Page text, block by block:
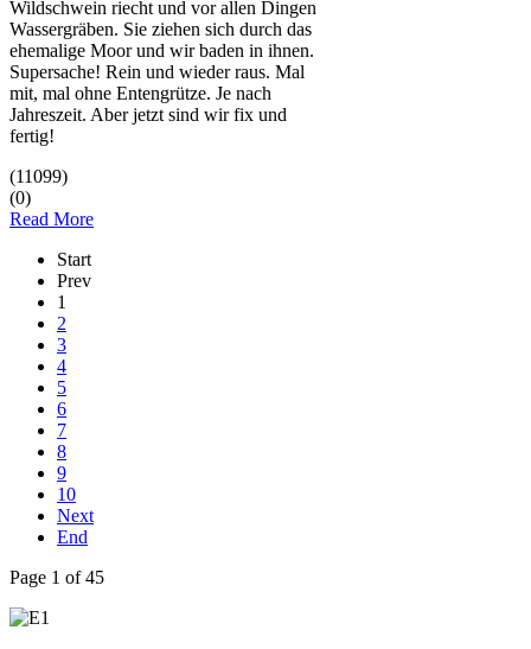
Wildschwein riecht und vor allen Dingen
Wassergräben. Sie ziehen sich durch das
ehemalige Moor und wir baden in ihnen.
Supersache! Rein und wieder raus. Mal
mit, mal ohne Entengrütze. Je nach
Jahreszeit. Aber jetzt sind wir fix und
fertig!
(11099)
(0)
Read More
Start
Prev
1
2
3
4
5
6
7
8
9
10
Next
End
Page 1 of 45